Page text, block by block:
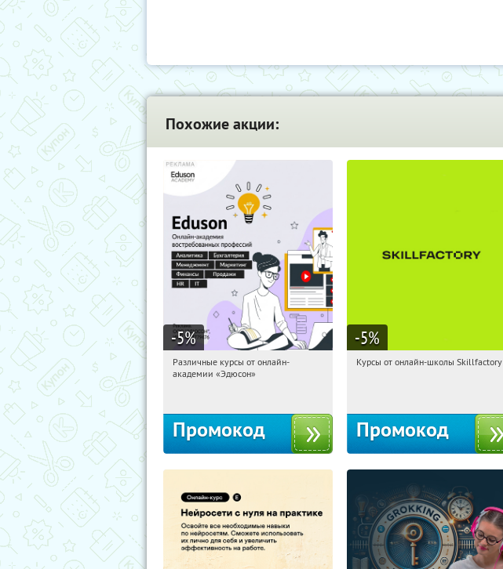
Похожие акции:
-5%
03:10:30 Получили:
Различные курсы от онлайн-
академии «Эдюсон»
Промокод
-5%
03:10:30
Получи первым!
Курсы от онлайн-школы Skillfactory
Промокод